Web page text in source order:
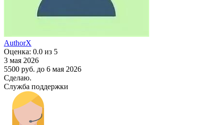
AuthorX
Оценка: 0.0 из 5
3 мая 2026
5500 руб. до 6 мая 2026
Сделаю.
Служба поддержки